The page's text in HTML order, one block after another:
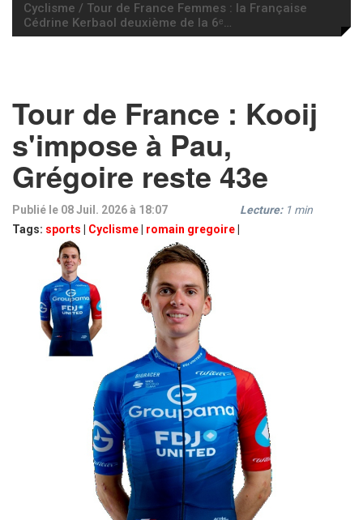
Cyclisme / Tour de France Femmes : la Française
Cédrine Kerbaol deuxième de la 6ᵉ…
Tour de France : Kooij
s'impose à Pau,
Grégoire reste 43e
Publié le 08 Juil. 2026 à 18:07
Tags: sports Cyclisme romain gregoire
Lecture: 1 min